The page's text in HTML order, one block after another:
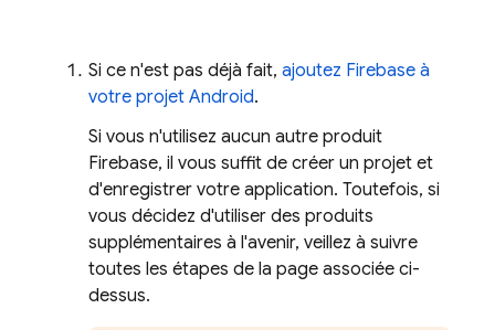
Si ce n'est pas déjà fait, ajoutez Firebase à
votre projet Android.
Si vous n'utilisez aucun autre produit
Firebase, il vous suffit de créer un projet et
d'enregistrer votre application. Toutefois, si
vous décidez d'utiliser des produits
supplémentaires à l'avenir, veillez à suivre
toutes les étapes de la page associée ci-
dessus.